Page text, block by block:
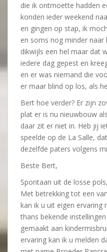
die ik ontmoette hadden
konden ieder weekend
en gingen op stap, ik
en soms nog minder
dikwijls een hel maar dat
iedere dag gepest en
en er was niemand die
er maar blind op los, als
Bert hoe verder? Er zijn
plat er is nu nieuwbouw
daar zit er niet in. Heb jij
speelde op de La Salle,
dezelfde paters volgens
Beste Bert,
Spontaan uit de losse
Met betrekking tot een
kan ik u uit eigen ervaring
thans bekende
gemaakt aan
ervaring kan ik u melden